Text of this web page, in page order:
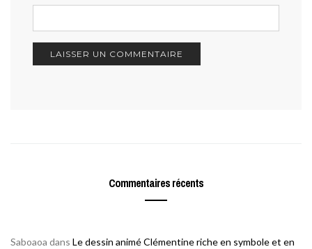
Commentaires récents
Saboaoa dans Le dessin animé Clémentine riche en symbole et en